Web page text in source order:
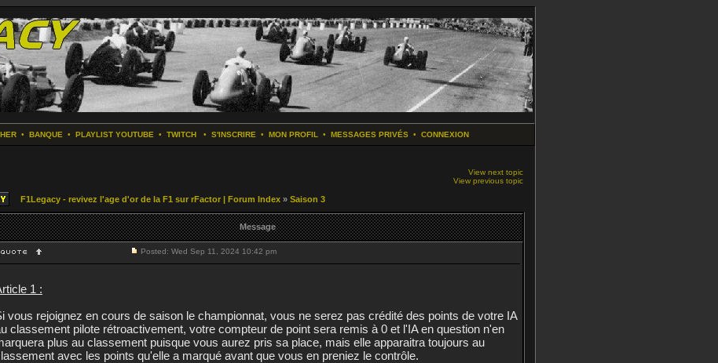
• BANQUE • PLAYLIST YOUTUBE • TWITCH• S'INSCRIRE • MON PROFIL • MESSAGES PRIVÉS• CONNEXION
View next topic
View previous topic
F1Legacy - revivez l'age d'or de la F1 sur rFactor | Forum Index » Saison 3
Message
Posted: Wed Sep 11, 2024 10:42 pm
1 :
vous rejoignez en cours de saison le championnat, vous ne serez pas crédité des points de votre IA
classement pilote rétroactivement, votre compteur de point sera remis à 0 et l'IA en question n'en
plus au classement puisque vous aurez pris sa place, mais elle apparaitra toujours au
avec les points qu'elle a marqué avant que vous en preniez le contrôle.